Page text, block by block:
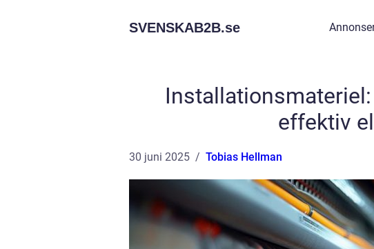
SVENSKAB2B.se
effektiv
30 juni 2025 Tobias Hellman